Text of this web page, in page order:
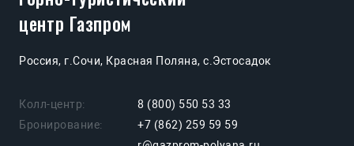
центр Газпром
Россия, г.Сочи, Красная Поляна, с.Эстосадок
Колл-центр:
8 (800) 550 53 33
Бронирование:
+7 (862) 259 59 59